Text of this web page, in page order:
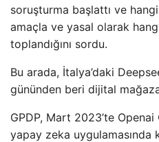
soruşturma başlattı ve
amaçla ve yasal olarak
toplandığını sordu.
Bu arada, İtalya’daki
gününden beri dijital
GPDP, Mart 2023’te Openai
yapay zeka uygulamasında